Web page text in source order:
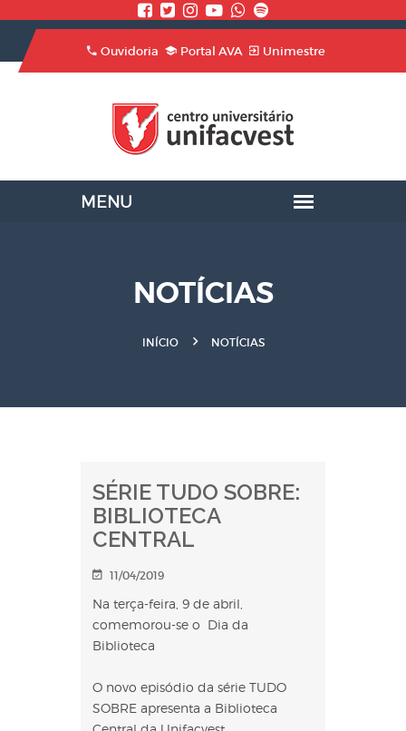
Ouvidoria Portal AVA Unimestre
NOTÍCIAS
INÍCIO NOTÍCIAS
SÉRIE TUDO SOBRE:
BIBLIOTECA
CENTRAL
11/04/2019
Na terça-feira, 9 de abril,
comemorou-se o Dia da
Biblioteca
O novo episódio da série TUDO
SOBRE apresenta a Biblioteca